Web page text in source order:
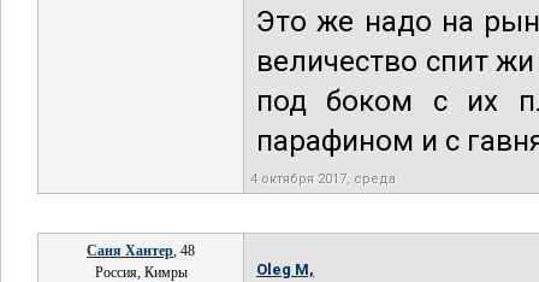
Это же надо на
величество спит
под боком с их
парафином и с
4 октября 2017, среда
Саня Хантер, 48
Россия, Кимры
Oleg M,